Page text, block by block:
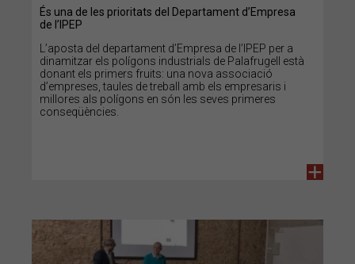
És una de les prioritats del Departament d’Empresa
de l’IPEP
L’aposta del departament d’Empresa de l’IPEP per a
dinamitzar els polígons industrials de Palafrugell està
donant els primers fruits: una nova associació
d’empreses, taules de treball amb els empresaris i
millores als polígons en són les seves primeres
conseqüències.
+